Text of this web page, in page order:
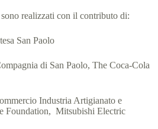
realizzati con il contributo di:
San Paolo
di San Paolo, The Coca-Cola
Industria Artigianato e
Foundation, Mitsubishi Electric